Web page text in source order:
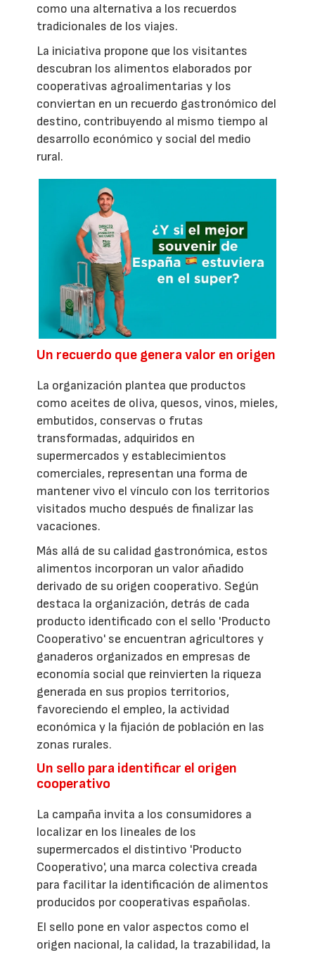
como una alternativa a los recuerdos
tradicionales de los viajes.
La iniciativa propone que los visitantes
descubran los alimentos elaborados por
cooperativas agroalimentarias y los
conviertan en un recuerdo gastronómico del
destino, contribuyendo al mismo tiempo al
desarrollo económico y social del medio
rural.
Un recuerdo que genera valor en origen
La organización plantea que productos
como aceites de oliva, quesos, vinos, mieles,
embutidos, conservas o frutas
transformadas, adquiridos en
supermercados y establecimientos
comerciales, representan una forma de
mantener vivo el vínculo con los territorios
visitados mucho después de finalizar las
vacaciones.
Más allá de su calidad gastronómica, estos
alimentos incorporan un valor añadido
derivado de su origen cooperativo. Según
destaca la organización, detrás de cada
producto identificado con el sello 'Producto
Cooperativo' se encuentran agricultores y
ganaderos organizados en empresas de
economía social que reinvierten la riqueza
generada en sus propios territorios,
favoreciendo el empleo, la actividad
económica y la fijación de población en las
zonas rurales.
Un sello para identificar el origen
cooperativo
La campaña invita a los consumidores a
localizar en los lineales de los
supermercados el distintivo 'Producto
Cooperativo', una marca colectiva creada
para facilitar la identificación de alimentos
producidos por cooperativas españolas.
El sello pone en valor aspectos como el
origen nacional, la calidad, la trazabilidad, la